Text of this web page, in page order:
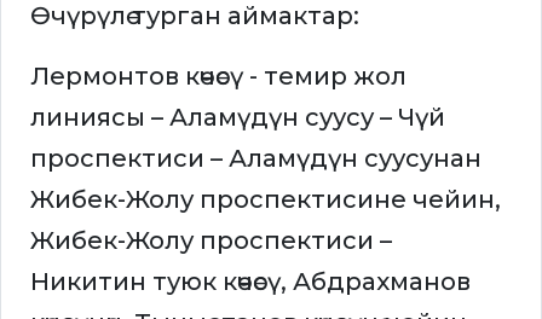
Өчүрүлө турган аймактар:
Лермонтов көчөсү - темир жол
линиясы – Аламүдүн суусу – Чүй
проспектиси – Аламүдүн суусунан
Жибек-Жолу проспектисине чейин,
Жибек-Жолу проспектиси –
Никитин туюк көчөсү, Абдрахманов